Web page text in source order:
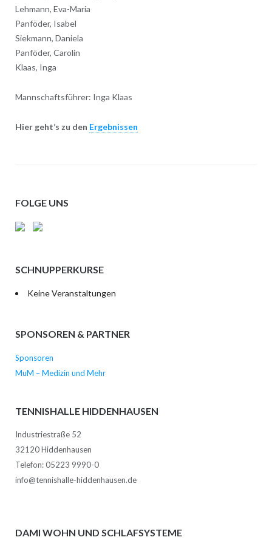
Lehmann, Eva-Maria
Panföder, Isabel
Siekmann, Daniela
Panföder, Carolin
Klaas, Inga
Mannschaftsführer: Inga Klaas
Hier geht’s zu den Ergebnissen
FOLGE UNS
SCHNUPPERKURSE
Keine Veranstaltungen
SPONSOREN & PARTNER
Sponsoren
MuM – Medizin und Mehr
TENNISHALLE HIDDENHAUSEN
Industriestraße 52
32120 Hiddenhausen
Telefon: 05223 9990-0
info@tennishalle-hiddenhausen.de
DAMI WOHN UND SCHLAFSYSTEME